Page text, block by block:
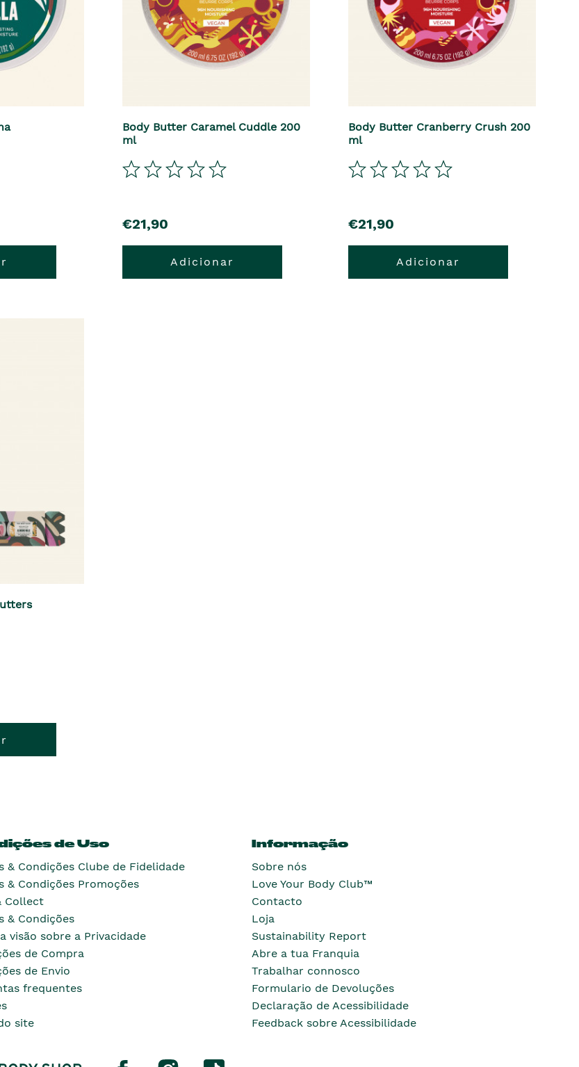
Body Butter Caramel Cuddle 200
ml
€21,90
Adicionar
Body Butter Cranberry Crush 200
ml
€21,90
Adicionar
de Uso
& Condições Clube de Fidelidade
& Condições Promoções
Collect
& Condições
visão sobre a Privacidade
de Compra
de Envio
frequentes
site
Informação
Sobre nós
Love Your Body Club™
Contacto
Loja
Sustainability Report
Abre a tua Franquia
Trabalhar connosco
Formulario de Devoluções
Declaração de Acessibilidade
Feedback sobre Acessibilidade